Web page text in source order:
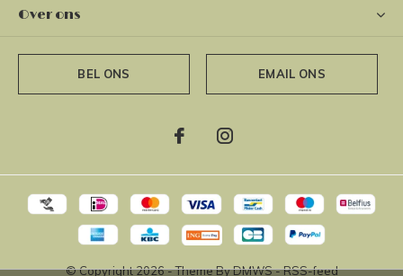
Over ons
BEL ONS EMAIL ONS
© Copyright2026- Theme ByDMWS-RSS-feed